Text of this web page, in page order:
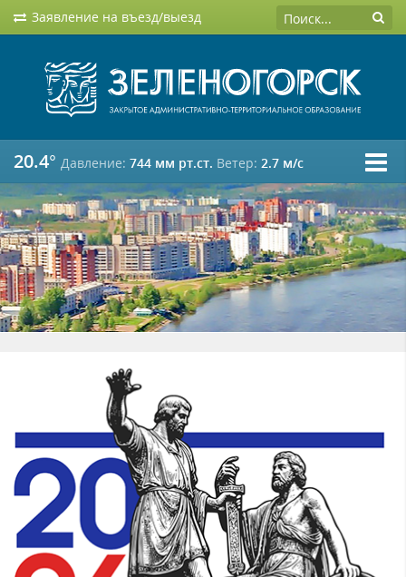
Заявление на въезд/выезд
20.4° Давление: 744 мм рт.ст. Ветер: 2.7 м/c